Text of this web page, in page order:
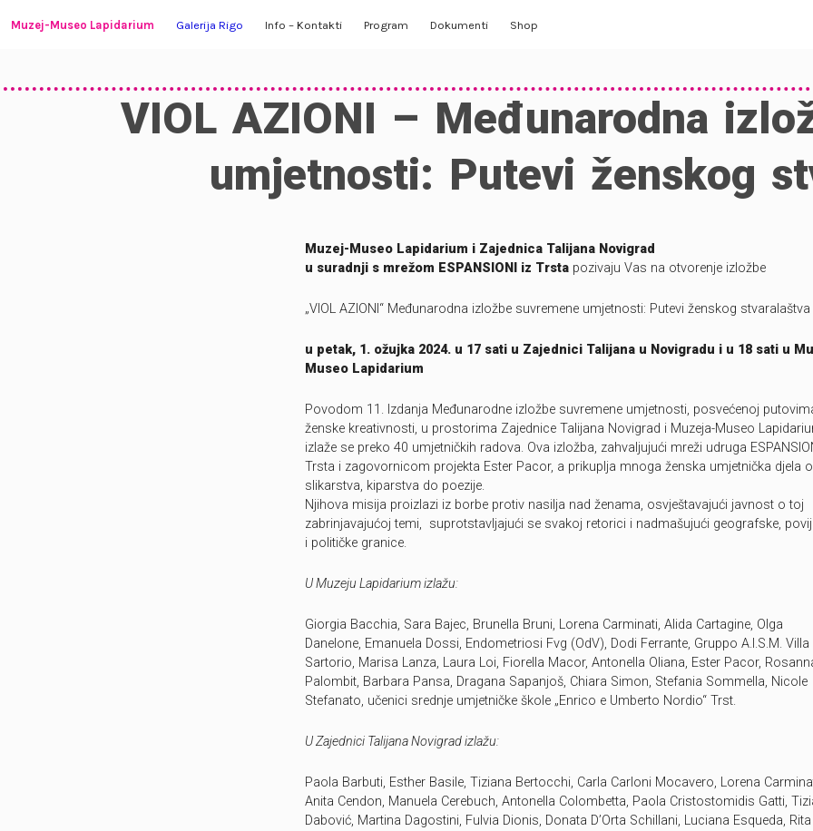
toMuzej-Museo Lapidarium Galerija Rigo
O galeriji
Info – Kontakti
Kako do nas
Kontakti
Program
U najavi
Video galerija
Dokumenti
Izvještaji
Planovi, odluke
Pristup informacijama, izjava
Shop
VIOL AZIONI – Međunarodna
umjetnosti: Putevi ženskog
Muzej-Museo Lapidarium i Zajednica Talijana Novigrad
u suradnji s mrežom ESPANSIONI iz Trsta pozivaju Vas na otvorenje izložbe
„VIOL AZIONI“ Međunarodna izložbe suvremene umjetnosti: Putevi ženskog stvaralaštva
u petak, 1. ožujka 2024. u 17 sati u Zajednici Talijana u Novigradu i u 18 sati u
Museo Lapidarium
Povodom 11. Izdanja Međunarodne izložbe suvremene umjetnosti, posvećenoj
ženske kreativnosti, u prostorima Zajednice Talijana Novigrad i Muzeja-Museo
izlaže se preko 40 umjetničkih radova. Ova izložba, zahvaljujući mreži udruga
Trsta i zagovornicom projekta Ester Pacor, a prikuplja mnoga ženska umjetnička djela
slikarstva, kiparstva do poezije.
Njihova misija proizlazi iz borbe protiv nasilja nad ženama, osvještavajući javnost o toj
zabrinjavajućoj temi, suprotstavljajući se svakoj retorici i nadmašujući geografske,
i političke granice.
U Muzeju Lapidarium izlažu:
Giorgia Bacchia, Sara Bajec, Brunella Bruni, Lorena Carminati, Alida Cartagine, Olga
Danelone, Emanuela Dossi, Endometriosi Fvg (OdV), Dodi Ferrante, Gruppo A.I.S.M. Villa
Sartorio, Marisa Lanza, Laura Loi, Fiorella Macor, Antonella Oliana, Ester Pacor,
Palombit, Barbara Pansa, Dragana Sapanjoš, Chiara Simon, Stefania Sommella, Nicole
Stefanato, učenici srednje umjetničke škole „Enrico e Umberto Nordio“ Trst.
U Zajednici Talijana Novigrad izlažu:
Paola Barbuti, Esther Basile, Tiziana Bertocchi, Carla Carloni Mocavero, Lorena
Anita Cendon, Manuela Cerebuch, Antonella Colombetta, Paola Cristostomidis Gatti,
Dabović, Martina Dagostini, Fulvia Dionis, Donata D’Orta Schillani, Luciana Esqueda, Rita